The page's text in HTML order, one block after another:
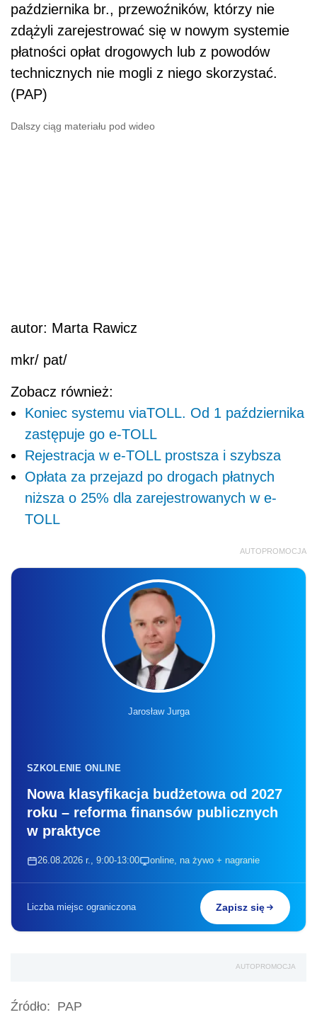
października br., przewoźników, którzy nie
zdążyli zarejestrować się w nowym systemie
płatności opłat drogowych lub z powodów
technicznych nie mogli z niego skorzystać.
(PAP)
Dalszy ciąg materiału pod wideo
autor: Marta Rawicz
mkr/ pat/
Zobacz również:
Koniec systemu viaTOLL. Od 1 października
zastępuje go e-TOLL
Rejestracja w e-TOLL prostsza i szybsza
Opłata za przejazd po drogach płatnych
niższa o 25% dla zarejestrowanych w e-
TOLL
AUTOPROMOCJA
Jarosław Jurga
SZKOLENIE ONLINE
Nowa klasyfikacja budżetowa od 2027
roku – reforma finansów publicznych
w praktyce
26.08.2026 r., 9:00-13:00 online, na żywo + nagranie
Liczba miejsc ograniczona Zapisz się
AUTOPROMOCJA
Źródło: PAP